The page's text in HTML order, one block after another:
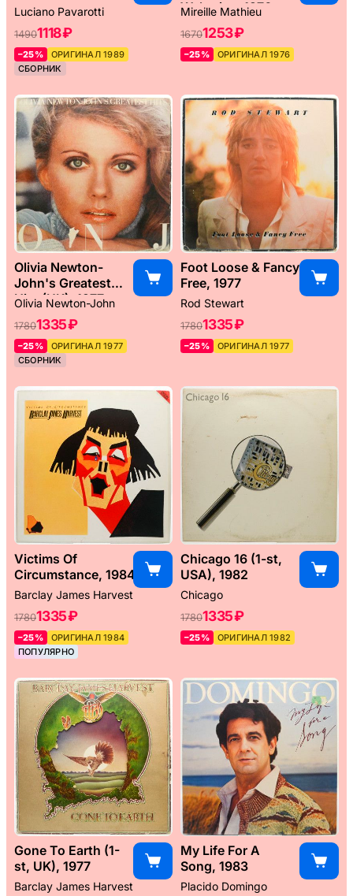
Luciano Pavarotti
14901118 ₽
–25%
ОРИГИНАЛ 1989
СБОРНИК
Weltreise, 1976
Mireille Mathieu
16701253 ₽
–25% ОРИГИНАЛ 1976
Olivia Newton-
John's Greatest
Hits (UK), 1977
Olivia Newton-John
17801335 ₽
–25%
ОРИГИНАЛ 1977
СБОРНИК
Foot Loose & Fancy
Free, 1977
Rod Stewart
17801335 ₽
–25% ОРИГИНАЛ 1977
Victims Of
Circumstance, 1984
Barclay James Harvest
17801335 ₽
–25%
ОРИГИНАЛ 1984
ПОПУЛЯРНО
Chicago 16 (1-st,
USA), 1982
Chicago
17801335 ₽
–25% ОРИГИНАЛ 1982
Gone To Earth (1-
st, UK), 1977
Barclay James Harvest
My Life For A
Song, 1983
Placido Domingo